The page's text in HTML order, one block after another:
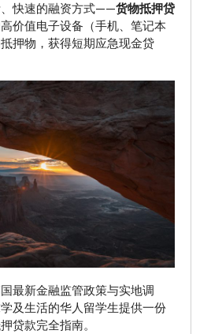
快速的融资方式——货物抵押贷
价值电子设备（手机、笔记本
押物，获得短期应急现金贷
最新金融监管政策与实地调
及生活的华人留学生提供一份
贷款完全指南。